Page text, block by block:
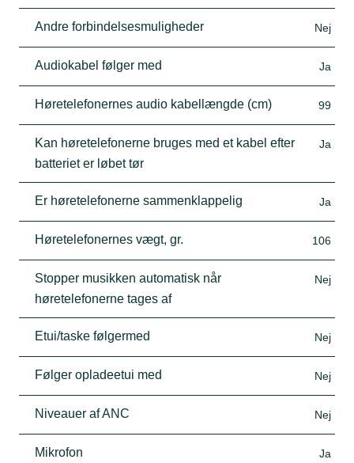
Andre forbindelsesmuligheder Nej
Audiokabel følger med Ja
Høretelefonernes audio kabellængde (cm) 99
Kan høretelefonerne bruges med et kabel efter
batteriet er løbet tør
Ja
Er høretelefonerne sammenklappelig Ja
Høretelefonernes vægt, gr. 106
Stopper musikken automatisk når
høretelefonerne tages af
Nej
Etui/taske følgermed Nej
Følger opladeetui med Nej
Niveauer af ANC Nej
Mikrofon Ja